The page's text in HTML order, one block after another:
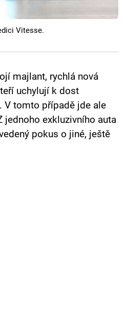
Vitesse.
majlant, rychlá nová
uchylují k dost
V tomto případě jde ale
jednoho exkluzivního auta
pokus o jiné, ještě